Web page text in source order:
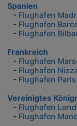
Spanien
- Flughafen
- Flughafen
- Flughafen
Frankreich
- Flughafen
- Flughafen
- Flughafen
Vereinigtes
- Flughafen
- Flughafen